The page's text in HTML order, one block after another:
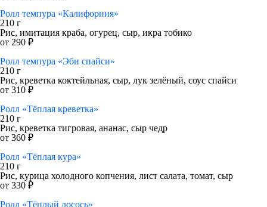
Ролл темпура «Калифорния»
210 г
Рис, имитация краба, огурец, сыр, икра тобико
от 290 ₽
Ролл темпура «Эби спайси»
210 г
Рис, креветка коктейльная, сыр, лук зелёный, соус спайси
от 310 ₽
Ролл «Тёплая креветка»
210 г
Рис, креветка тигровая, ананас, сыр чедр
от 360 ₽
Ролл «Тёплая кура»
210 г
Рис, курица холодного копчения, лист салата, томат, сыр
от 330 ₽
Ролл «Тёплый лосось»